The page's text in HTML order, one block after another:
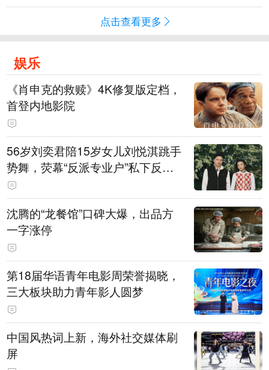
点击查看更多
娱乐
《肖申克的救赎》4K修复版定档，
首登内地影院
56岁刘奕君陪15岁女儿刘悦淇跳手
势舞，荧幕“反派专业户”私下反差
明显，女儿主攻高尔夫，曾以最小
年龄出战职业赛
沈腾的“龙餐馆”口碑大爆，出品方
一字涨停
第18届华语青年电影周荣誉揭晓，
三大板块助力青年影人圆梦
中国风热词上新，海外社交媒体刷
屏